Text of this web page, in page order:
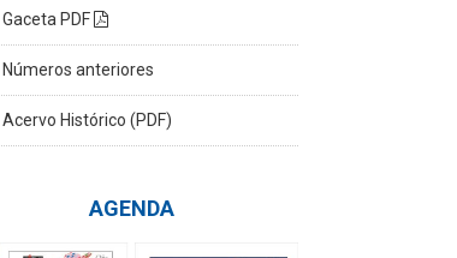
Gaceta PDF
Números anteriores
Acervo Histórico (PDF)
AGENDA